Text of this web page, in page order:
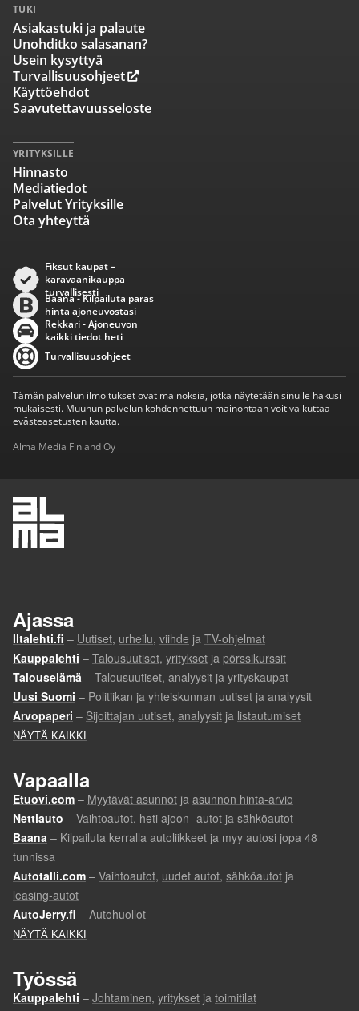
TUKI
Asiakastuki ja palaute
Unohditko salasanan?
Usein kysyttyä
Turvallisuusohjeet
Käyttöehdot
Saavutettavuusseloste
YRITYKSILLE
Hinnasto
Mediatiedot
Palvelut Yrityksille
Ota yhteyttä
Fiksut kaupat –
karavaanikauppa
turvallisesti
Baana - Kilpailuta paras
hinta ajoneuvostasi
Rekkari - Ajoneuvon
kaikki tiedot heti
Turvallisuusohjeet
Tämän palvelun ilmoitukset ovat mainoksia, jotka näytetään sinulle hakusi
mukaisesti. Muuhun palvelun kohdennettuun mainontaan voit vaikuttaa
evästeasetusten kautta.
Alma Media Finland Oy